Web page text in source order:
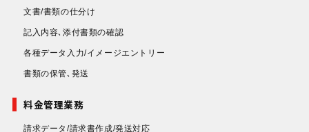
文書/書類の仕分け
記入内容､添付書類の確認
各種データ入力/イメージエントリー
書類の保管､発送
料金管理業務
請求データ/請求書作成/発送対応